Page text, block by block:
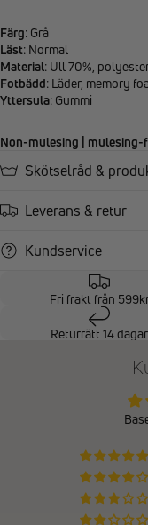
Färg: Grå
Läst: Normal
Material: Ull 70%,
Fotbädd: Läder, memory
Yttersula: Gummi
Non-mulesing |
Skötselråd &
Leverans & retur
Kundservice
Fri frakt från
Returrätt 14 dagar